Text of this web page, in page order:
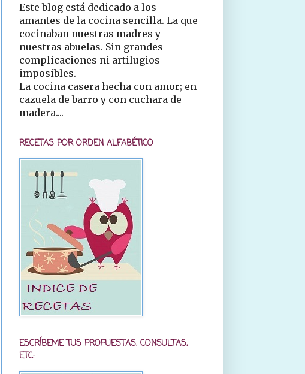
Este blog está dedicado a los
amantes de la cocina sencilla. La que
cocinaban nuestras madres y
nuestras abuelas. Sin grandes
complicaciones ni artilugios
imposibles.
La cocina casera hecha con amor; en
cazuela de barro y con cuchara de
madera....
RECETAS POR ORDEN ALFABÉTICO
ESCRÍBEME TUS PROPUESTAS, CONSULTAS,
ETC: